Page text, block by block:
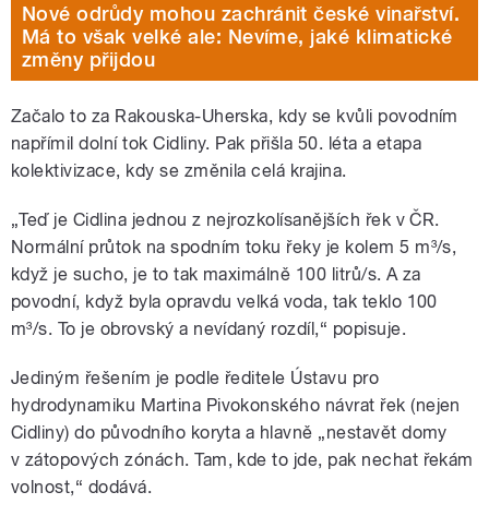
Nové odrůdy mohou zachránit české vinařství.
Má to však velké ale: Nevíme, jaké klimatické
změny přijdou
Začalo to za Rakouska-Uherska, kdy se kvůli povodním
napřímil dolní tok Cidliny. Pak přišla 50. léta a etapa
kolektivizace, kdy se změnila celá krajina.
„Teď je Cidlina jednou z nejrozkolísanějších řek v ČR.
Normální průtok na spodním toku řeky je kolem 5 m³/s,
když je sucho, je to tak maximálně 100 litrů/s. A za
povodní, když byla opravdu velká voda, tak teklo 100
m³/s. To je obrovský a nevídaný rozdíl,“ popisuje.
Jediným řešením je podle ředitele Ústavu pro
hydrodynamiku Martina Pivokonského návrat řek (nejen
Cidliny) do původního koryta a hlavně „nestavět domy
v zátopových zónách. Tam, kde to jde, pak nechat řekám
volnost,“ dodává.